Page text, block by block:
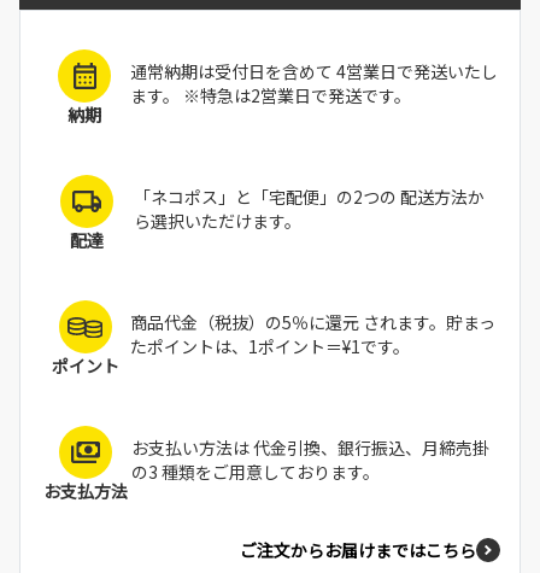
納期
通常納期は受付日を含めて 4営業日で発送いたし
ます。 ※特急は2営業日で発送です。
配達
「ネコポス」と「宅配便」の2つの 配送方法か
ら選択いただけます。
ポイント
商品代金（税抜）の5％に還元 されます。貯まっ
たポイントは、1ポイント＝¥1です。
お支払方法
お支払い方法は 代金引換、銀行振込、月締売掛
の3 種類をご用意しております。
ご注文からお届けまではこちら